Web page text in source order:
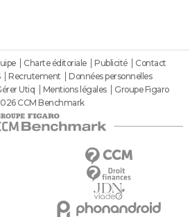
Charte éditoriale Publicité
Contact
Recrutement
Données personnelles
Utiq Mentions légales
Groupe Figaro
CCM Benchmark